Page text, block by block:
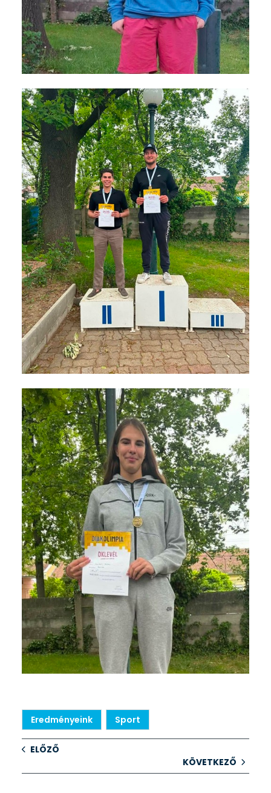
Eredményeink Sport
ELŐZŐ
KÖVETKEZŐ